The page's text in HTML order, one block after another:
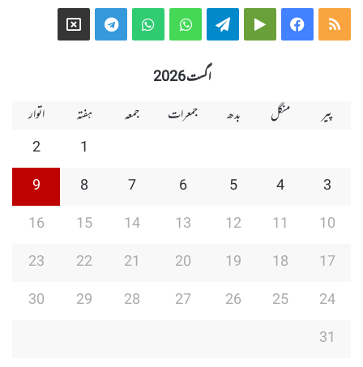
RSS
Facebook
Google
Telegram
WhatsApp
WhatsApp
Telegram
X
اگست 2026
پیر
منگل بدھ جمعرات جمعہ ہفتہ
اتوار
1
2
3
4
5
6
7
8
9
10
11
12
13
14
15
16
17
18
19
20
21
22
23
24
25
26
27
28
29
30
31